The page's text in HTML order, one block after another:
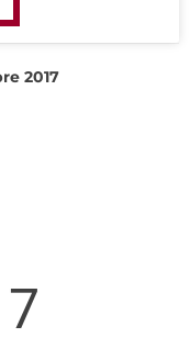
2017